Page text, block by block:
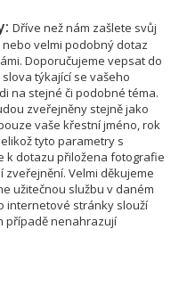
Dříve než nám zašlete svůj
velmi podobný dotaz
Doporučujeme vepsat do
týkající se vašeho
na stejné či podobné téma.
zveřejněny stejně jako
vaše křestní jméno, rok
tyto parametry s
k dotazu přiložena fotografie
Velmi děkujeme
užitečnou službu v daném
internetové stránky slouží
případě nenahrazují